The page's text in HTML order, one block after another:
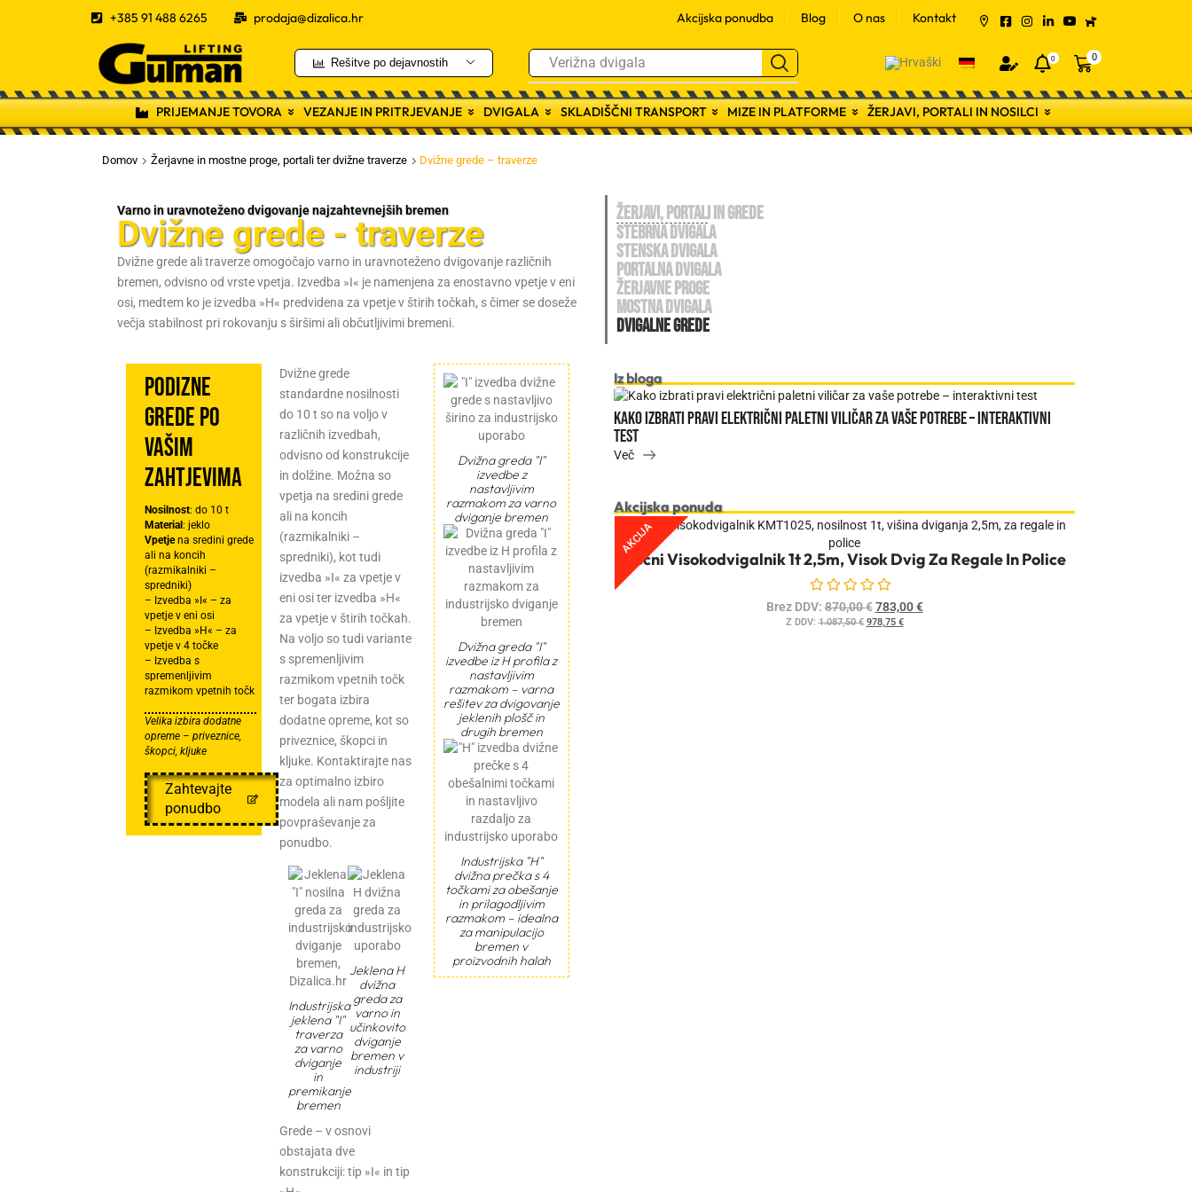
+385 91 488 6265 prodaja@dizalica.hr Akcijska ponudba Blog O nas Kontakt
Rešitve po dejavnostih Viseči kompleti 0 0
PRIJEMANJE TOVORA VEZANJE IN PRITRJEVANJE DVIGALA SKLADIŠČNI TRANSPORT MIZE IN PLATFORME ŽERJAVI, PORTALI IN NOSILCI
Domov Žerjavne in mostne proge, portali ter dvižne traverze Dvižne grede – traverze
Varno in uravnoteženo dvigovanje najzahtevnejših bremen
Dvižne grede - traverze
Dvižne grede ali traverze omogočajo varno in uravnoteženo dvigovanje različnih
bremen, odvisno od vrste vpetja. Izvedba »I« je namenjena za enostavno vpetje v eni
osi, medtem ko je izvedba »H« predvidena za vpetje v štirih točkah, s čimer se doseže
večja stabilnost pri rokovanju s širšimi ali občutljivimi bremeni.
Podizne
grede po
Vašim
zahtjevima
Nosilnost: do 10 t
Material : jeklo
Vpetjena sredini grede
ali na koncih
(razmikalniki –
spredniki)
– Izvedba »I« – za
vpetje v eni osi
– Izvedba »H« – za
vpetje v 4 točke
– Izvedba s
spremenljivim
razmikom vpetnih točk
Velika izbira dodatne
opreme – priveznice,
škopci, kljuke
Zahtevajte
ponudbo
Dvižne grede
standardne nosilnosti
do 10 t so na voljo v
različnih izvedbah,
odvisno od konstrukcije
in dolžine. Možna so
vpetja na sredini grede
ali na koncih
(razmikalniki –
spredniki), kot tudi
izvedba »I« za vpetje v
eni osi ter izvedba »H«
za vpetje v štirih točkah.
Na voljo so tudi variante
s spremenljivim
razmikom vpetnih točk
ter bogata izbira
dodatne opreme, kot so
priveznice, škopci in
kljuke. Kontaktirajte nas
za optimalno izbiro
modela ali nam pošljite
povpraševanje za
ponudbo.
Industrijska
jeklena "I"
traverza
za varno
dviganje
in
premikanje
bremen
Jeklena H
dvižna
greda za
varno in
učinkovito
dviganje
bremen v
industriji
Grede – v osnovi
obstajata dve
konstrukciji: tip »I« in tip
Dvižna greda "I"
izvedbe z
nastavljivim
razmakom za varno
dviganje bremen
Dvižna greda "I"
izvedbe iz H profila z
nastavljivim
razmakom – varna
rešitev za dvigovanje
jeklenih plošč in
drugih bremen
Industrijska "H"
dvižna prečka s 4
točkami za obešanje
in prilagodljivim
razmakom – idealna
za manipulacijo
bremen v
proizvodnih halah
ŽERJAVI, PORTALI IN GREDE
STEBRNA DVIGALA
STENSKA DVIGALA
PORTALNA DVIGALA
ŽERJAVNE PROGE
MOSTNA DVIGALA
DVIGALNE GREDE
Iz bloga
skladiščenju palet in kako se jim izogniti
Kako izbrati pravi električni paletni viličar za vaše potrebe – interaktivni
test
Več
Kako spremeniti viličarja v mostno dvigalo s teleskopskim
Akcijska ponuda
Ročni Visokodvigalnik 1t 2,5m, Visok Dvig Za Regale In Police
AKCIJA
Brez DDV:870,00€ 783,00€
Z DDV:1.087,50€ 978,75 €